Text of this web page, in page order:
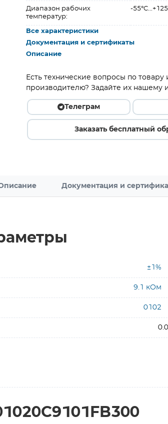
Диапазон рабочих
температур:
-
Все характеристики
Документация и сертификаты
Описание
Есть технические вопросы по товару
производителю? Задайте их нашему
Телеграм
Заказать бесплатный
Документация и
±1%
9.1 кОм
0102